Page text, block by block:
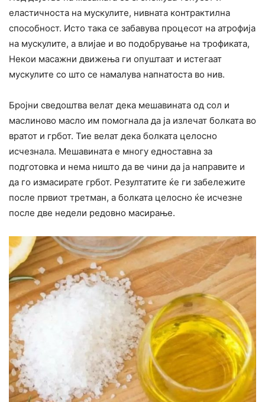
еластичноста на мускулите, нивната контрактилна
способност. Исто така се забавува процесот на атрофија
на мускулите, а влијае и во подобрување на трофиката,
Некои масажни движења ги опуштаат и истегаат
мускулите со што се намалува напнатоста во нив.
Бројни сведоштва велат дека мешавината од сол и
маслиново масло им помогнала да ја излечат болката во
вратот и грбот. Тие велат дека болката целосно
исчезнала. Мешавината е многу едноставна за
подготовка и нема ништо да ве чини да ја направите и
да го измасирате грбот. Резултатите ќе ги забележите
после првиот третман, а болката целосно ќе исчезне
после две недели редовно масирање.